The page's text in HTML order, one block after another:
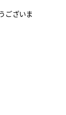
ございま